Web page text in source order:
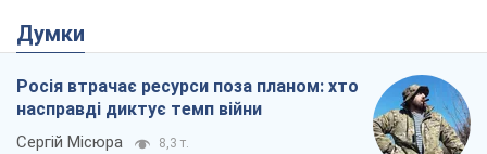
Думки
Росія втрачає ресурси поза планом: хто
насправді диктує темп війни
Сергій Місюра 8,3 т.